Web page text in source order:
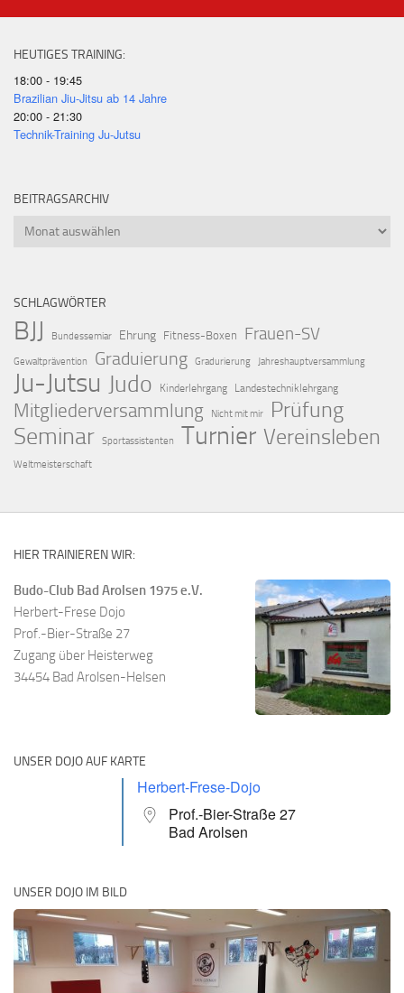
HEUTIGES TRAINING:
18:00 - 19:45
Brazilian Jiu-Jitsu ab 14 Jahre
20:00 - 21:30
Technik-Training Ju-Jutsu
BEITRAGSARCHIV
Beitragsarchiv
SCHLAGWÖRTER
BJJ Bundessemiar Ehrung Fitness-Boxen Frauen-SV
Gewaltprävention Graduierung Gradurierung Jahreshauptversammlung
Ju-Jutsu Judo Kinderlehrgang Landestechniklehrgang
Mitgliederversammlung Nicht mit mir Prüfung
Seminar Sportassistenten Turnier Vereinsleben
Weltmeisterschaft
HIER TRAINIEREN WIR:
Budo-Club Bad Arolsen 1975 e.V.
Herbert-Frese Dojo
Prof.-Bier-Straße 27
Zugang über Heisterweg
34454 Bad Arolsen-Helsen
UNSER DOJO AUF KARTE
Herbert-Frese-Dojo
Prof.-Bier-Straße 27
Bad Arolsen
UNSER DOJO IM BILD